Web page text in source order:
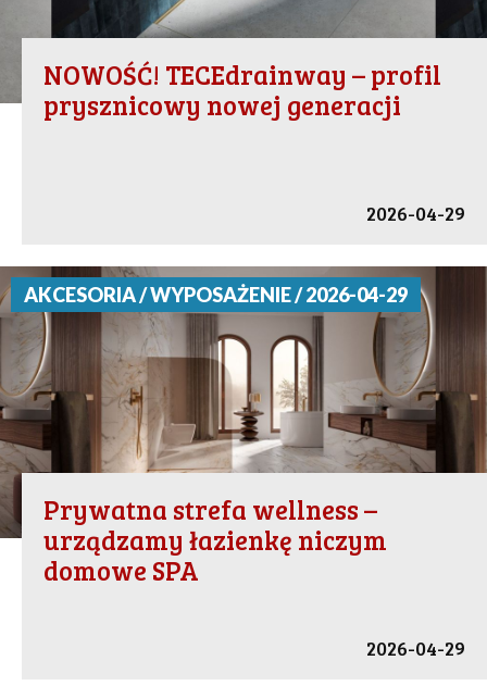
NOWOŚĆ! TECEdrainway – profil
prysznicowy nowej generacji
2026-04-29
AKCESORIA / WYPOSAŻENIE / 2026-04-29
Prywatna strefa wellness –
urządzamy łazienkę niczym
domowe SPA
2026-04-29